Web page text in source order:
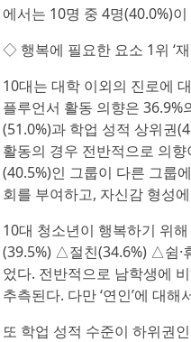
에서는 10명 중 4명(40.0%)
◇ 행복에 필요한 요소 1위 ‘
10대는 대학 이외의 진로에
플루언서 활동 의향은
(51.0%)과 학업 성적 상위권
활동의 경우 전반적으로 의
(40.5%)인 그룹이 다른 그룹
회를 부여하고, 자신감 형성
10대 청소년이 행복하기 위
(39.5%) △절친(34.6%) △쉼·
었다. 전반적으로 남학생에
추측된다. 다만 ‘연인’에 대
또 학업 성적 수준이 하위권